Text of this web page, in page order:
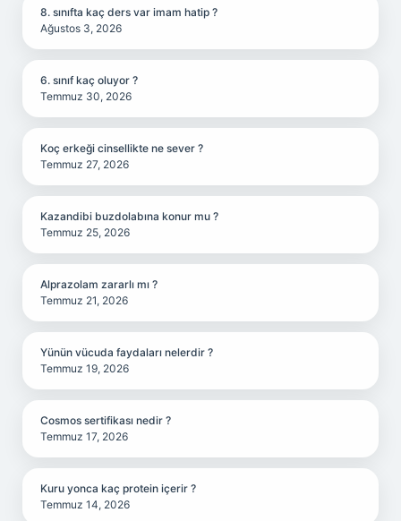
8. sınıfta kaç ders var imam hatip ?
Ağustos 3, 2026
6. sınıf kaç oluyor ?
Temmuz 30, 2026
Koç erkeği cinsellikte ne sever ?
Temmuz 27, 2026
Kazandibi buzdolabına konur mu ?
Temmuz 25, 2026
Alprazolam zararlı mı ?
Temmuz 21, 2026
Yünün vücuda faydaları nelerdir ?
Temmuz 19, 2026
Cosmos sertifikası nedir ?
Temmuz 17, 2026
Kuru yonca kaç protein içerir ?
Temmuz 14, 2026